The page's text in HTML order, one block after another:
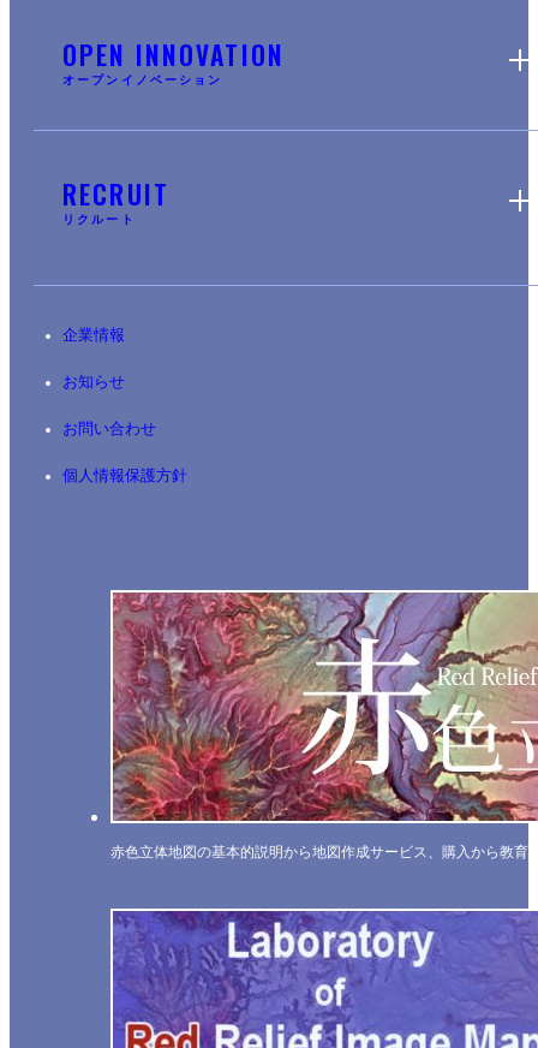
OPEN INNOVATION
オープンイノベーション
RECRUIT
リクルート
企業情報
お知らせ
お問い合わせ
個人情報保護方針
赤色立体地図の基本的説明から地図作成サービス、購入から教育